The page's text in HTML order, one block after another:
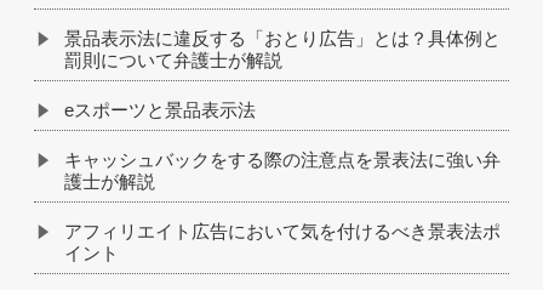
景品表示法に違反する「おとり広告」とは？具体例と
罰則について弁護士が解説
eスポーツと景品表示法
キャッシュバックをする際の注意点を景表法に強い弁
護士が解説
アフィリエイト広告において気を付けるべき景表法ポ
イント